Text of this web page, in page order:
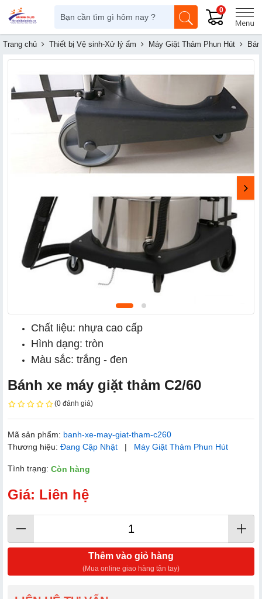
0
Trang chủ Thiết bị Vệ sinh-Xử lý ẩm Máy Giặt Thảm Phun Hút
Chất liệu: nhựa cao cấp
Hình dạng: tròn
Màu sắc: trắng - đen
Bánh xe máy giặt thảm C2/60
(0 đánh giá)
Mã sản phẩm: banh-xe-may-giat-tham-c260
Thương hiệu: Đang Cập Nhật | Máy Giặt Thảm Phun Hút
Tình trạng: Còn hàng
Giá: Liên hệ
Thêm vào giỏ hàng
(Mua online giao hàng tận tay)